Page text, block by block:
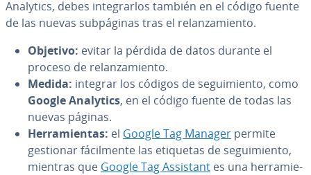
Analytics, debes in­te­grar­los también en el código fuente
de las nuevas su­b­pá­gi­nas tras el re­la­n­za­mie­n­to.
Objetivo: evitar la pérdida de datos durante el
proceso de re­la­n­za­mie­n­to.
Medida: integrar los códigos de se­gui­mie­n­to, como
Google Analytics, en el código fuente de todas las
nuevas páginas.
He­rra­mie­n­tas: el Google Tag Manager permite
gestionar fá­ci­l­me­n­te las etiquetas de se­gui­mie­n­to,
mientras que Google Tag Assistant es una he­rra­mie­